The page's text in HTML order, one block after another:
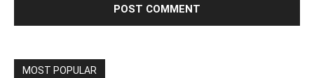
MOST POPULAR